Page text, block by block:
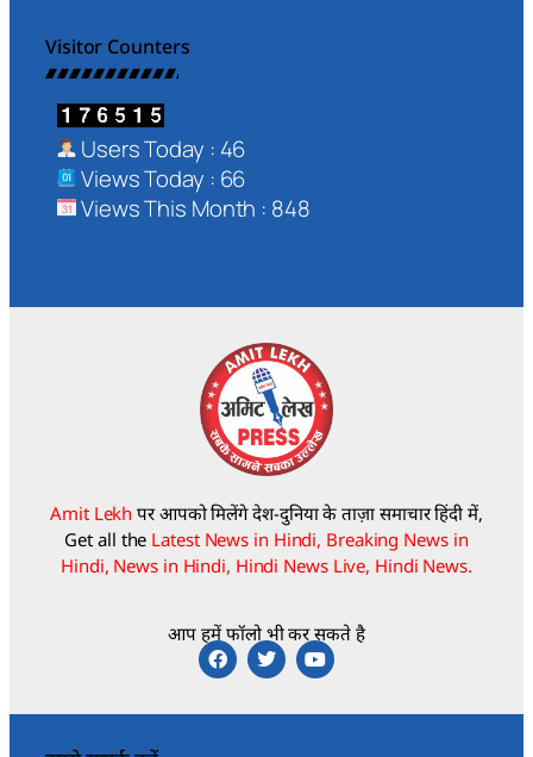
Visitor Counters
Users Today : 46
Views Today : 66
Views This Month : 848
Amit Lekh पर आपको मिलेंगे देश-दुनिया के ताज़ा समाचार हिंदी में,
Get all the Latest News in Hindi, Breaking News in
Hindi, News in Hindi, Hindi News Live, Hindi News.
आप हमें फॉलो भी कर सकते है